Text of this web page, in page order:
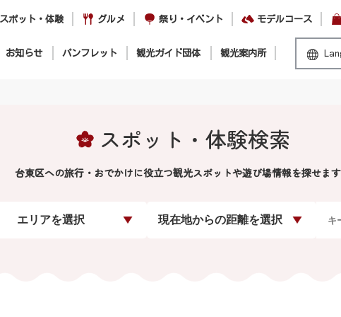
スポット・体験 グルメ 祭り・イベント モデルコース
お知らせ パンフレット 観光ガイド団体 観光案内所
スポット・体験検索
台東区への旅行・おでかけに役立つ観光スポットや遊び場情報を探せま
エリアを選択 現在地からの距離を選択